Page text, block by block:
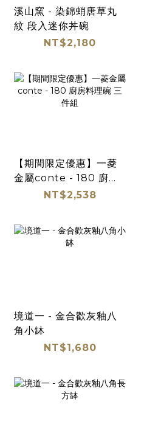
溪山窯 - 染錦蛸唐草丸
紋 段入迷你丼碗
NT$2,180
【期間限定優惠】一菱
金屬conte - 180 廚房
料理碗 三件組
NT$2,538
境道一 - 金合歡灰釉八
角小缽
NT$1,680